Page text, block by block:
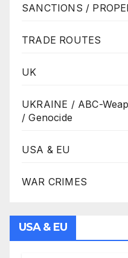
SANCTIONS /
TRADE ROUTES
UK
UKRAINE / ABC-
/ Genocide
USA & EU
WAR CRIMES
USA & EU